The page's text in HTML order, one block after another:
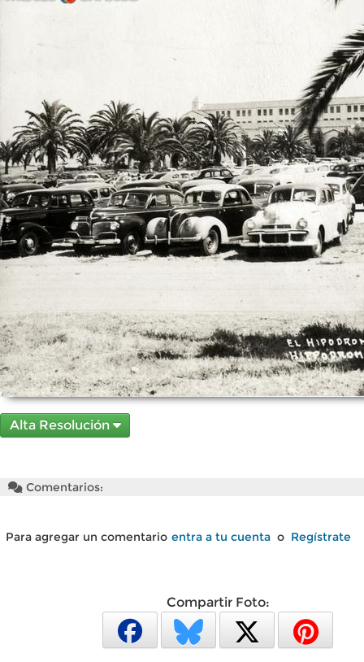
Alta Resolución
Comentarios:
Para agregar un comentario entra a tu cuenta o Regístrate
Compartir Foto: